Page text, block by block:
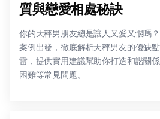
質與戀愛相處秘訣
你的天秤男朋友總是讓人又愛又恨嗎
案例出發，徹底解析天秤男友的優缺
雷，提供實用建議幫助你打造和諧關
困難等常見問題。